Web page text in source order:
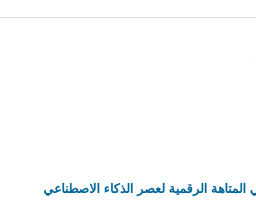
المتاهة الرقمية لعصر الذكاء الاصطناعي